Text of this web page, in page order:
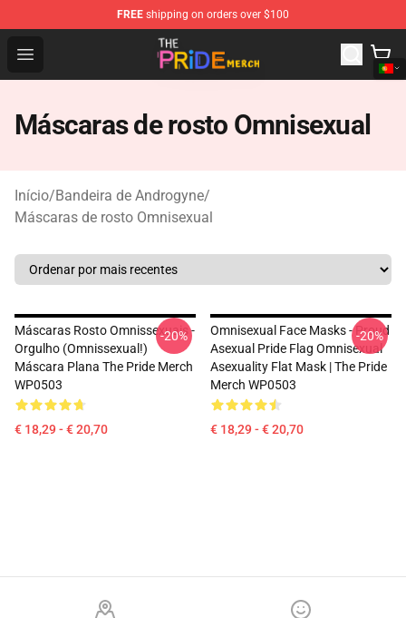
FREE shipping on orders over $100
Open menu
The Pride Shop - Official The Pride Merchandise Store
Máscaras de rosto Omnisexual
Início/Bandeira de Androgyne/
Máscaras de rosto Omnisexual
Máscaras Rosto Omnissexuais -
Orgulho (Omnissexual!)
Máscara Plana The Pride Merch
WP0503
€ 18,29 - € 20,70
-20%
Omnisexual Face Masks - Proud
Asexual Pride Flag Omnisexual
Asexuality Flat Mask | The Pride
Merch WP0503
€ 18,29 - € 20,70
-20%